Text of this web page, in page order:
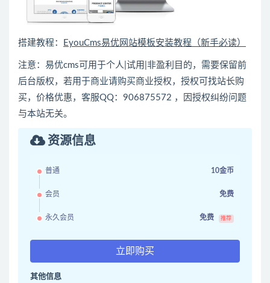
搭建教程： EyouCms易优网站模板安装教程（新手必读）
注意：易优cms可用于个人|试用|非盈利目的，需要保留前
后台版权，若用于商业请购买商业授权，授权可找站长购
买，价格优惠，客服QQ：906875572 ，因授权纠纷问题
与本站无关。
资源信息
普通 10金币
会员 免费
永久会员 免费 推荐
立即购买
其他信息